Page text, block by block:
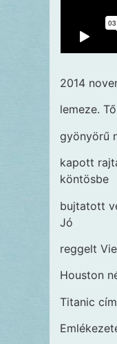
2014
lemeze.
gyönyörű
kapott
köntösbe
bujtatott
Jó
reggelt
Houston
Titanic